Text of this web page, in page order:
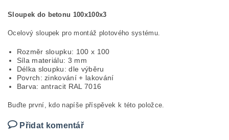
Sloupek do betonu 100x100x3
Ocelový sloupek pro montáž plotového systému.
Rozměr sloupku: 100 x 100
Síla materiálu: 3 mm
Délka sloupku: dle výběru
Povrch: zinkování + lakování
Barva: antracit RAL 7016
Buďte první, kdo napíše příspěvek k této položce.
Přidat komentář